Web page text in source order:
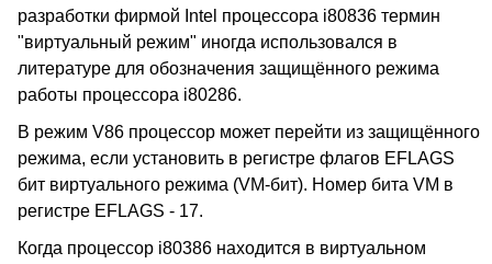
разработки фирмой Intel процессора i80836 термин
"виртуальный режим" иногда использовался в
литературе для обозначения защищённого режима
работы процессора i80286.
В режим V86 процессор может перейти из защищённого
режима, если установить в регистре флагов EFLAGS
бит виртуального режима (VM-бит). Номер бита VM в
регистре EFLAGS - 17.
Когда процессор i80386 находится в виртуальном